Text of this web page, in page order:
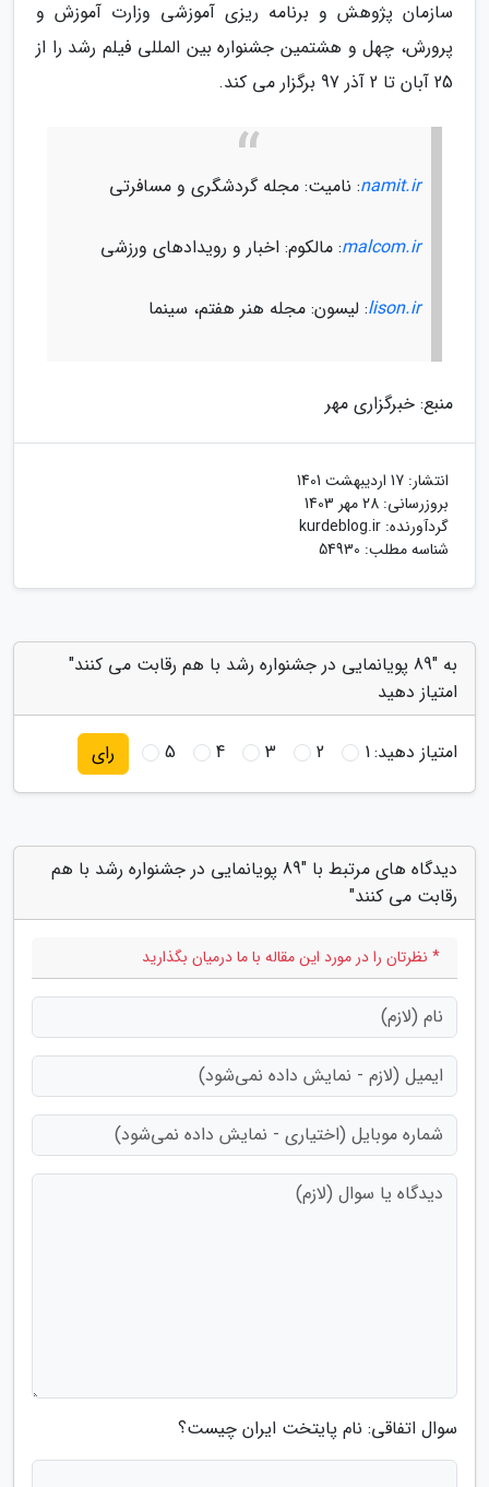
سازمان پژوهش و برنامه ریزی آموزشی وزارت آموزش و
پرورش، چهل و هشتمین جشنواره بین المللی فیلم رشد را از
25 آبان تا 2 آذر 97 برگزار می کند.
namit.ir: نامیت: مجله گردشگری و مسافرتی
malcom.ir: مالکوم: اخبار و رویدادهای ورزشی
lison.ir: لیسون: مجله هنر هفتم، سینما
منبع: خبرگزاری مهر
انتشار: 17 اردیبهشت 1401
بروزرسانی: 28 مهر 1403
گردآورنده: kurdeblog.ir
شناسه مطلب: 54930
به "89 پویانمایی در جشنواره رشد با هم رقابت می کنند"
امتیاز دهید
امتیاز دهید:1
2
3
4
5 رای
دیدگاه های مرتبط با "89 پویانمایی در جشنواره رشد با هم
رقابت می کنند"
* نظرتان را در مورد این مقاله با ما درمیان بگذارید
سوال اتفاقی: نام پایتخت ایران چیست؟